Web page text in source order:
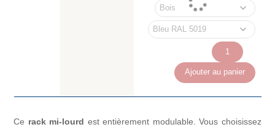
quantité
de
Rayonnage
-
Ajouter au panier
Ce rack mi-lourd est entièrement modulable. Vous choisissez